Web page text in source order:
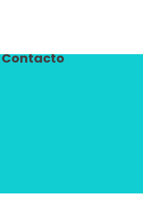
Contacto